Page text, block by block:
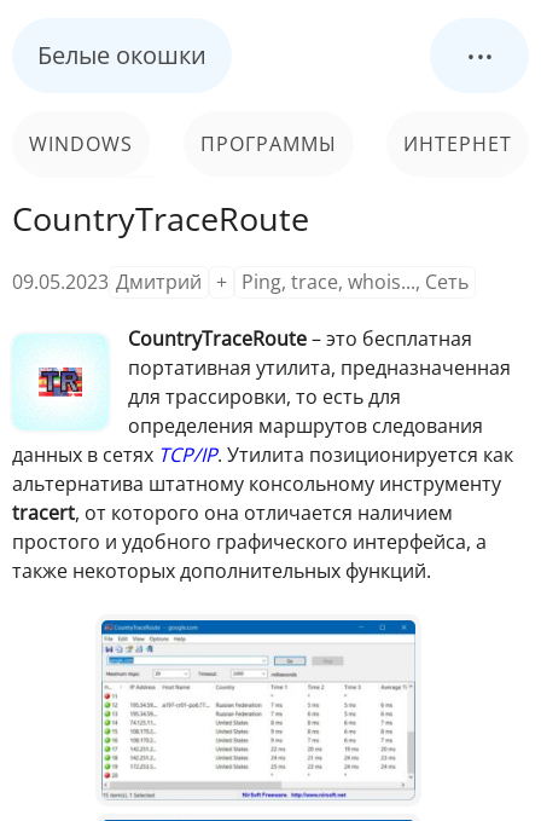
Белые окошки ...
WINDOWS ПРОГРАММЫ ИНТЕРНЕТ
КОМПЬЮТЕР
CountryTraceRoute
09.05.2023 Дмитрий + Ping, trace, whois..., Сеть
CountryTraceRoute– это бесплатная
портативная утилита, предназначенная
для трассировки, то есть для
определения маршрутов следования
данных в сетях TCP/IP. Утилита позиционируется как
альтернатива штатному консольному инструменту
tracert, от которого она отличается наличием
простого и удобного графического интерфейса, а
также некоторых дополнительных функций.